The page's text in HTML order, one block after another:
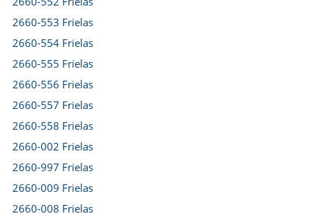
2660-553 Frielas
2660-554 Frielas
2660-555 Frielas
2660-556 Frielas
2660-557 Frielas
2660-558 Frielas
2660-002 Frielas
2660-997 Frielas
2660-009 Frielas
2660-008 Frielas